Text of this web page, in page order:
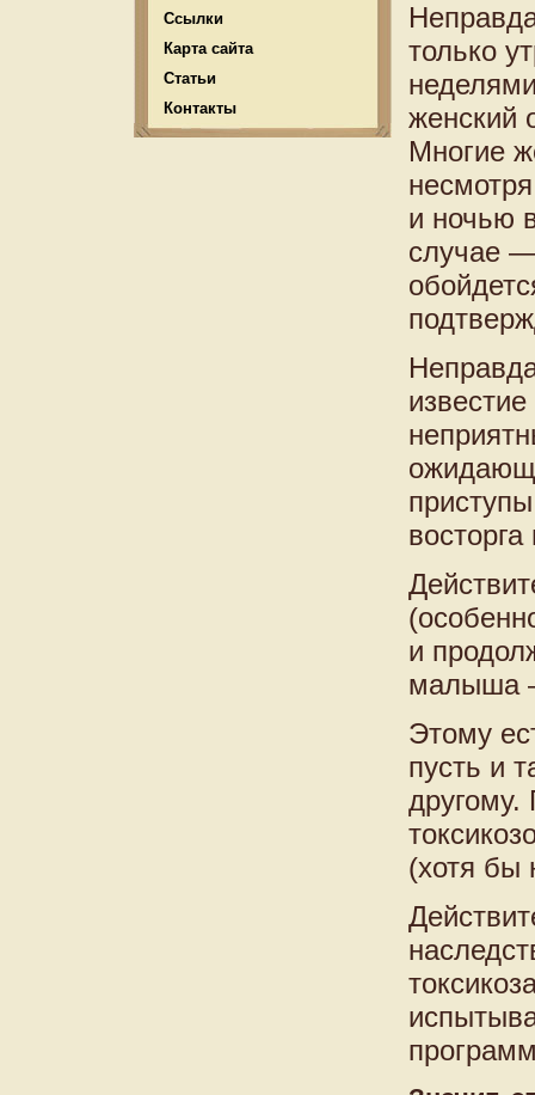
Ссылки
Карта сайта
Статьи
Контакты
только
женский
Многие
и ночью
случае
и
малыша
Этому
пусть и
(хотя бы